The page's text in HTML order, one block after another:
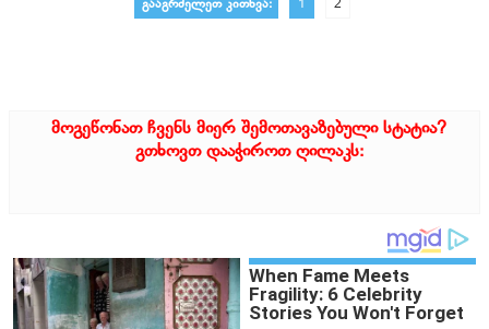
გააგრძელეთ კითხვა: 1 2
მოგეწონათ ჩვენს მიერ შემოთავაზებული სტატია?
გთხოვთ დააჭიროთ ღილაკს: